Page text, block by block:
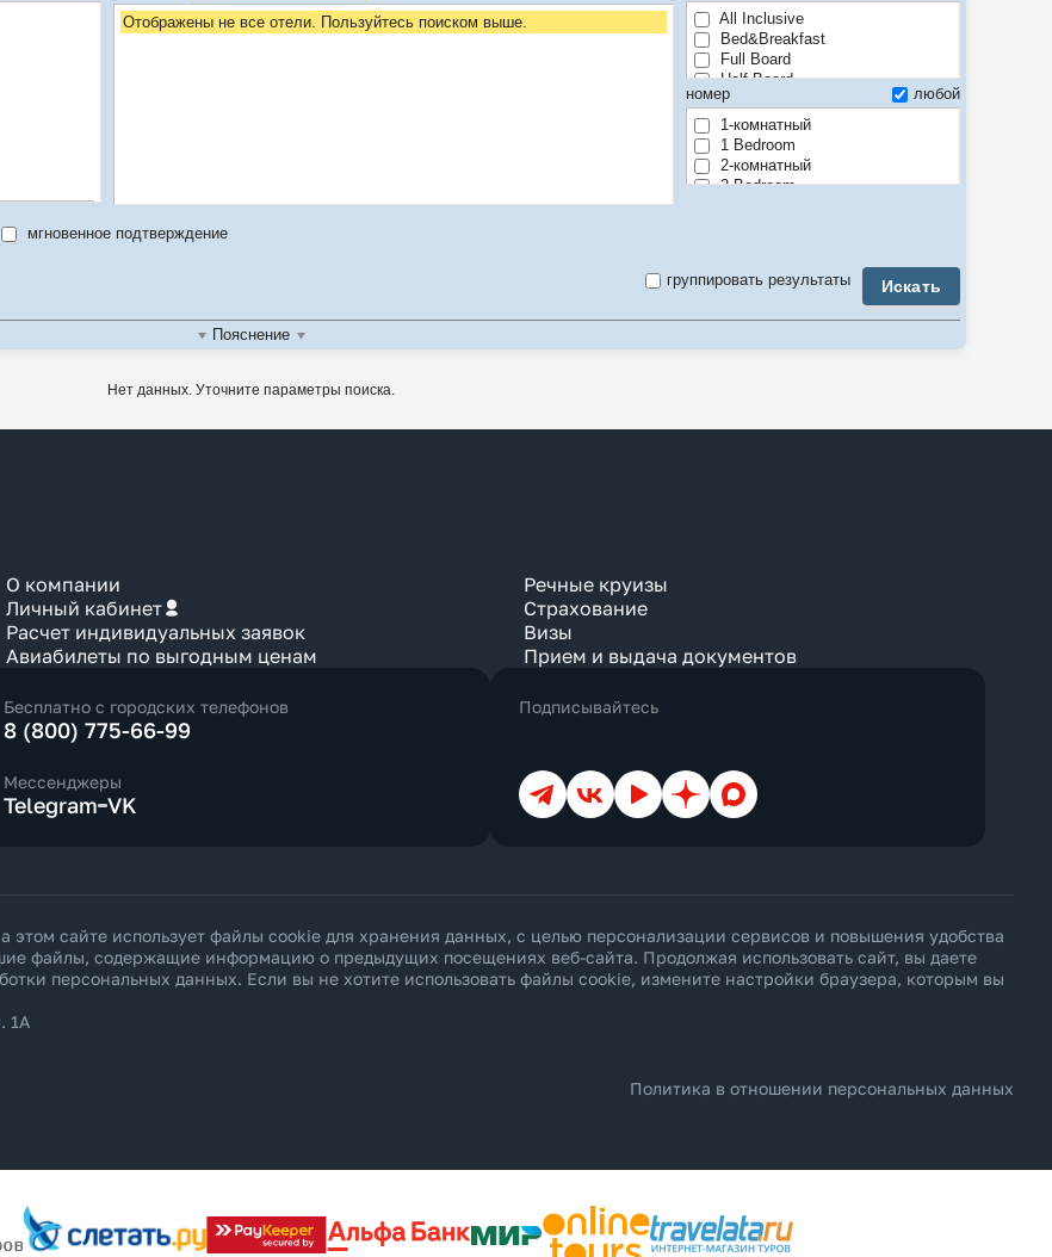
Отображены не все отели. Пользуйтесь поиском выше.
All Inclusive
Bed&Breakfast
Full Board
Half Board
Room only
номер
любой
1-комнатный
1 Bedroom
2-комнатный
2 Bedroom
5-комнатный
7 Bedroom
Anex
Classic
Club
Creek View
Deluxe
Diamond Club
Exclusive
Executive
Family
Jungle View
Junior Suite
мгновенное подтверждение
Искать
группировать результаты
Пояснение
Нет данных. Уточните параметры поиска.
О компании
Личный кабинет
Расчет индивидуальных заявок
Авиабилеты по выгодным ценам
Речные круизы
Страхование
Визы
Прием и выдача документов
Бесплатно с городских телефонов
8 (800) 775-66-99
Мессенджеры
Telegram VK
Подписывайтесь
ТелеграмВКонтакте
YouTubeДзен Max
сайте использует файлы cookie для хранения данных, с целью персонализации сервисов и повышения удобства
файлы, содержащие информацию о предыдущих посещениях веб-сайта. Продолжая использовать сайт, вы даете
персональных данных. Если вы не хотите использовать файлы cookie, измените настройки браузера, которым вы
1А
Политика в отношении персональных данных